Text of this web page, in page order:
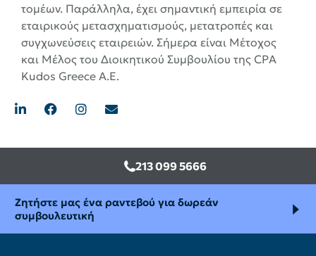
τομέων. Παράλληλα, έχει σημαντική εμπειρία σε
εταιρικούς μετασχηματισμούς, μετατροπές και
συγχωνεύσεις εταιρειών. Σήμερα είναι Μέτοχος
και Μέλος του Διοικητικού Συμβουλίου της CPA
Kudos Greece Α.Ε.
213 099 5666
Ζητήστε μας ένα ραντεβού για δωρεάν
συμβουλευτική